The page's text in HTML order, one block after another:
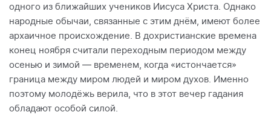
одного из ближайших учеников Иисуса Христа. Однако
народные обычаи, связанные с этим днём, имеют более
архаичное происхождение. В дохристианские времена
конец ноября считали переходным периодом между
осенью и зимой — временем, когда «истончается»
граница между миром людей и миром духов. Именно
поэтому молодёжь верила, что в этот вечер гадания
обладают особой силой.